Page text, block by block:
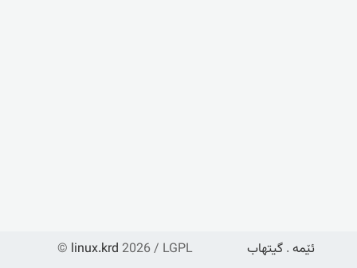
© linux.krd 2026 / LGPL ئێمە . گیتهاب